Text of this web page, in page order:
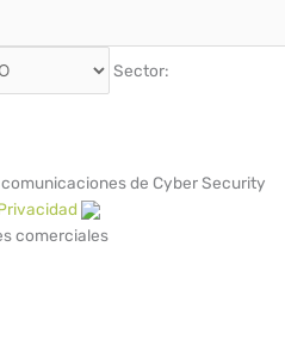
Sector:
de Cyber Security
comerciales